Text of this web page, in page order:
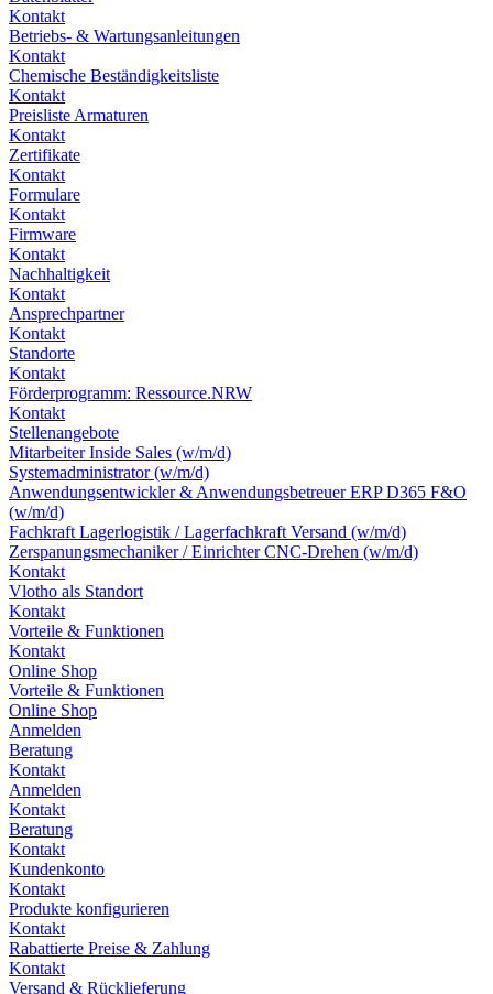
Kontakt
Betriebs- & Wartungsanleitungen
Kontakt
Chemische Beständigkeitsliste
Kontakt
Preisliste Armaturen
Kontakt
Zertifikate
Kontakt
Formulare
Kontakt
Firmware
Kontakt
Nachhaltigkeit
Kontakt
Ansprechpartner
Kontakt
Standorte
Kontakt
Förderprogramm: Ressource.NRW
Kontakt
Stellenangebote
Mitarbeiter Inside Sales (w/m/d)
Systemadministrator (w/m/d)
Anwendungsentwickler & Anwendungsbetreuer ERP D365 F&O
(w/m/d)
Fachkraft Lagerlogistik / Lagerfachkraft Versand (w/m/d)
Zerspanungsmechaniker / Einrichter CNC-Drehen (w/m/d)
Kontakt
Vlotho als Standort
Kontakt
Vorteile & Funktionen
Kontakt
Online Shop
Vorteile & Funktionen
Online Shop
Anmelden
Beratung
Kontakt
Anmelden
Kontakt
Beratung
Kontakt
Kundenkonto
Kontakt
Produkte konfigurieren
Kontakt
Rabattierte Preise & Zahlung
Kontakt
Versand & Rücklieferung